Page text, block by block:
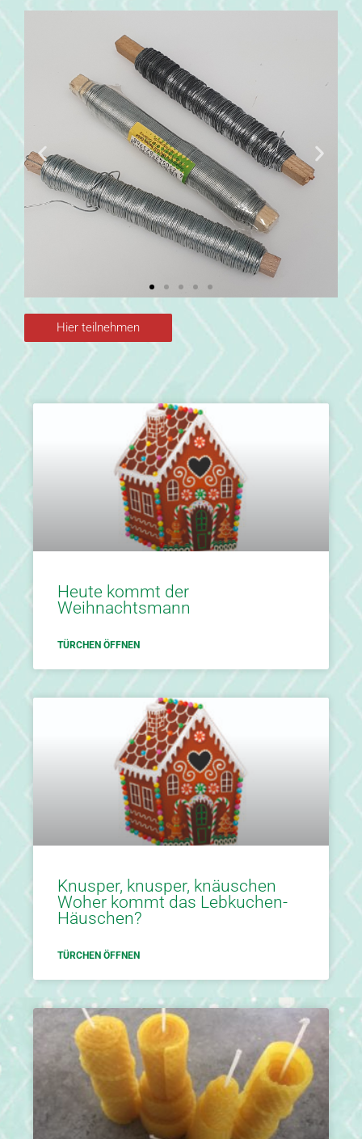
Hier teilnehmen
Heute kommt der
Weihnachtsmann
TÜRCHEN ÖFFNEN
Knusper, knusper, knäuschen
Woher kommt das Lebkuchen-
Häuschen?
TÜRCHEN ÖFFNEN